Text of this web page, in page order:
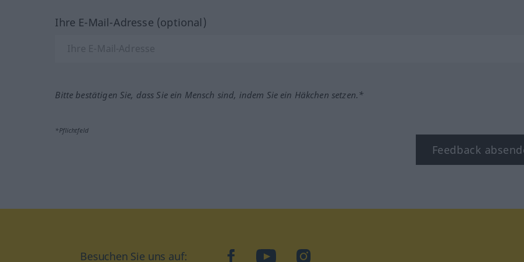
Ihre E-Mail-Adresse (optional)
Bitte bestätigen Sie, dass Sie ein Mensch sind, indem Sie ein Häkchen setzen.*
*Pflichtfeld
Feedback
Besuchen Sie uns auf: facebookYouTubeInstagram